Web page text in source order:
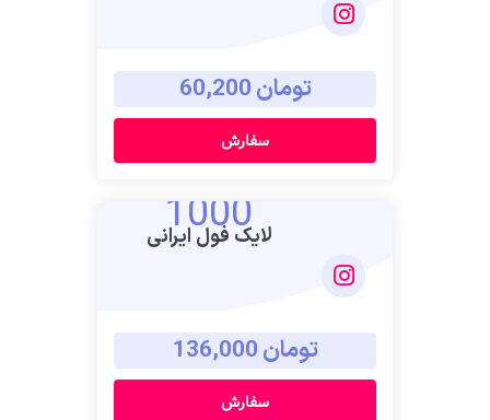
تومان 60,200
سفارش
1000
لایک فول ایرانی
تومان 136,000
سفارش